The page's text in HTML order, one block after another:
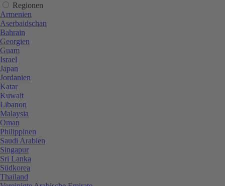
Regionen
Armenien
Aserbaidschan
Bahrain
Georgien
Guam
Israel
Japan
Jordanien
Katar
Kuwait
Libanon
Malaysia
Oman
Philippinen
Saudi Arabien
Singapur
Sri Lanka
Südkorea
Thailand